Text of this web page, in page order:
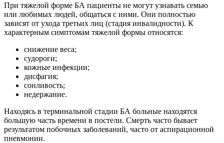
При тяжелой форме БА пациенты не могут узнавать семью
или любимых людей, общаться с ними. Они полностью
зависят от ухода третьих лиц (стадия инвалидности). К
характерным симптомам тяжелой формы относятся:
снижение веса;
судороги;
кожные инфекции;
дисфагия;
сонливость;
недержание.
Находясь в терминальной стадии БА больные находятся
большую часть времени в постели. Смерть часто бывает
результатом побочных заболеваний, часто от аспирационной
пневмонии.